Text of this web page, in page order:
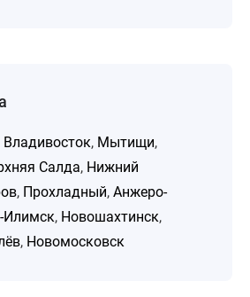
Владивосток, Мытищи,
Салда, Нижний
, Прохладный, Анжеро-
Илимск, Новошахтинск,
, Новомосковск